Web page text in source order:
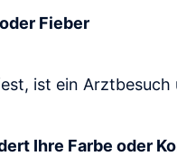
Fieber
ist ein Arztbesuch
Ihre Farbe oder